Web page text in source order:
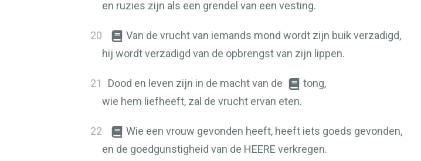
en ruzies zijn als een grendel van een vesting.
20
Van de vrucht van iemands mond wordt zijn buik verzadigd,
hij wordt verzadigd van de opbrengst van zijn lippen.
21 Dood en leven zijn in de macht van de
tong,
wie hem liefheeft, zal de vrucht ervan eten.
22
Wie een vrouw gevonden heeft, heeft iets goeds gevonden,
en de goedgunstigheid van de HEERE verkregen.